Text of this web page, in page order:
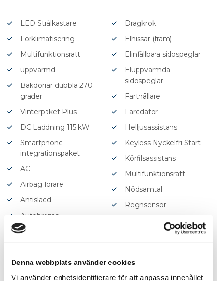
Denna webbplats använder cookies
Vi använder enhetsidentifierare för att anpassa innehållet
LED Strålkastare
Förklimatisering
Multifunktionsratt
uppvärmd
Bakdörrar dubbla 270
grader
Vinterpaket Plus
DC Laddning 115 kW
Smartphone
integrationspaket
AC
Airbag förare
Antisladd
Autobroms
Backkamera
Broms-assistans
Centrallås (fjärrstyrt)
Dragkrok
Elhissar (fram)
Elinfällbara sidospeglar
Eluppvärmda
sidospeglar
Farthållare
Färddator
Helljusassistans
Keyless Nyckelfri Start
Körfilsassistans
Multifunktionsratt
Nödsamtal
Regnsensor
Servostyrning
Trötthetsvarnare
Yttertemperaturmätare